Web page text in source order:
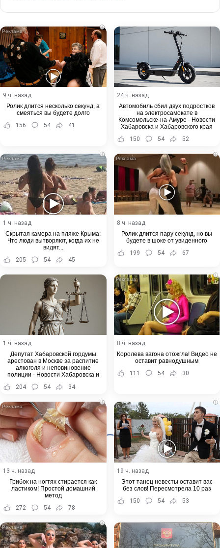
i
9 ч. назад
Ролик длится несколько секунд, а
смеяться вы будете долго
156
54 41
24 ч. назад
Автомобиль сбил двух подростков
на электросамокате в
Комсомольске-на-Амуре - Новости
Хабаровска и Хабаровского края
150
54 52
i
1 ч. назад
Скрытая камера на пляже Крыма:
Что люди вытворяют, когда их не
видят...
205
54 45
i
8 ч. назад
Ролик длится пару секунд, но вы
будете в шоке от увиденного
199
54 67
1 ч. назад
Депутат Хабаровской гордумы
арестован в Москве за распитие
алкоголя и неповиновение
полиции - Новости Хабаровска и
204 54 34
i
8 ч. назад
Королева вагона отожгла! Видео не
оставит равнодушным
111
54 30
i
13 ч. назад
Грибок на ногтях стирается как
ластиком! Простой домашний
метод
272
54 78
i
19 ч. назад
Этот танец невесты оставит вас
без слов! Пересмотрела 10 раз
150
54 53
i